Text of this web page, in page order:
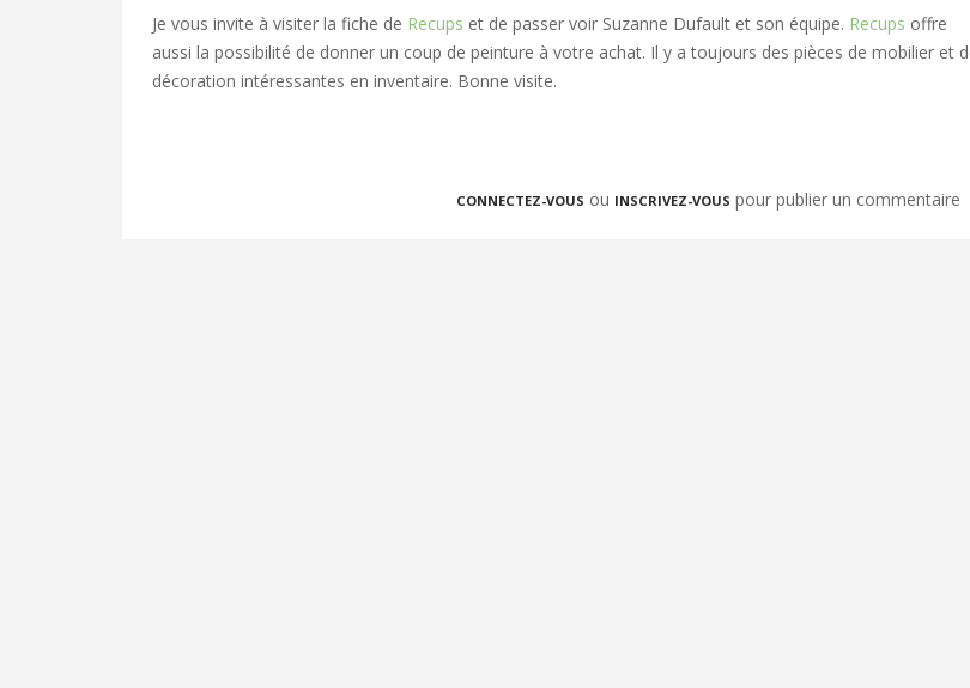
Je vous invite à visiter la fiche de Recups et de passer voir Suzanne Dufault et son équipe. Recups offre
aussi la possibilité de donner un coup de peinture à votre achat. Il y a toujours des pièces de mobilier et
décoration intéressantes en inventaire. Bonne visite.
CONNECTEZ-VOUS ou INSCRIVEZ-VOUS pour publier un commentaire